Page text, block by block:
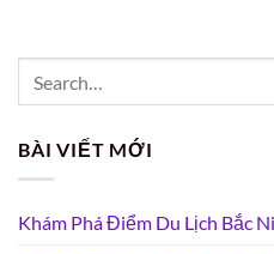
BÀI VIẾT MỚI
Khám Phá Điểm Du Lịch Bắc